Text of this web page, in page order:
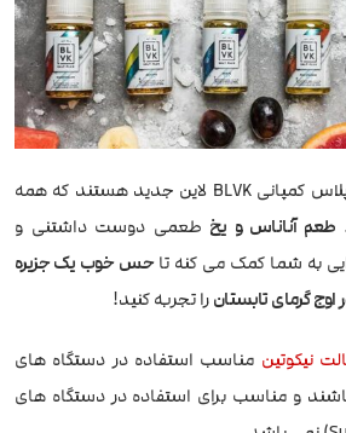
پلاس کمپانی BLVK لاین جدید هستند که همه
طعم آناناس و یخ طعمی دوست داشتنی و
به شما کمک می کنه تاحس خوب یک جزیره
اوج گرمای تابستانرا تجربه کنید!
نیکوتین مناسب استفاده در دستگاه های
و مناسب برای استفاده در دستگاه های